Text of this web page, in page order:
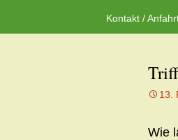
Kontakt /
13.
Wie